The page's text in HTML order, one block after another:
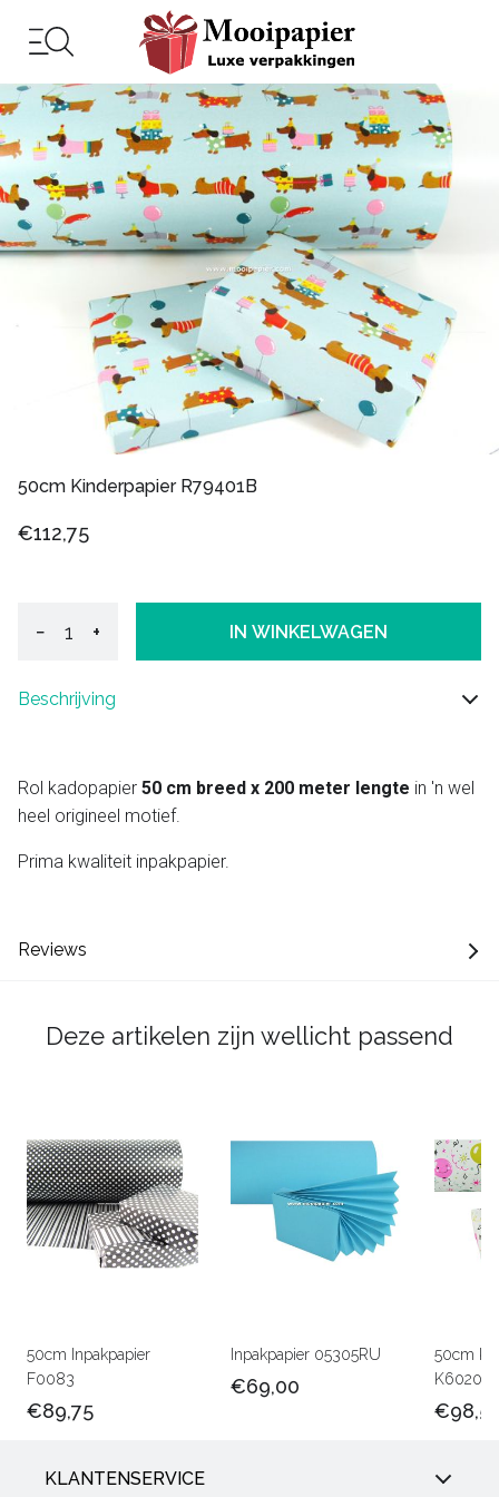
50cm Kinderpapier R79401B
€112,75
− + IN WINKELWAGEN
Beschrijving
Rol kadopapier 50 cm breed x 200 meter lengte in 'n wel
heel origineel motief.
Prima kwaliteit inpakpapier.
Reviews
Deze artikelen zijn wellicht passend
50cm Inpakpapier
F0083
€89,75
Inpakpapier 05305RU
€69,00
50cm
K602047
KLANTENSERVICE